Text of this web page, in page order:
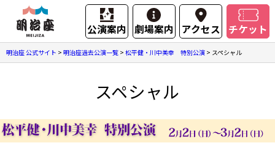
公演案内 劇場案内 アクセス チケット
明治座 公式サイト > 明治座過去公演一覧 > 松平健・川中美幸 特別公演 > スペシャル
スペシャル